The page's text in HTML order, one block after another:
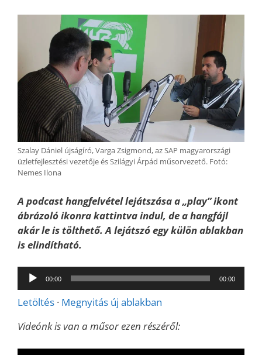
Szalay Dániel újságíró, Varga Zsigmond, az SAP magyarországi
üzletfejlesztési vezetője és Szilágyi Árpád műsorvezető. Fotó:
Nemes Ilona
A podcast hangfelvétel lejátszása a „play” ikont
ábrázoló ikonra kattintva indul, de a hangfájl
akár le is tölthető. A lejátszó egy külön ablakban
is elindítható.
Audió
lejátszó
00:00 00:00
Letöltés · Megnyitás új ablakban
Videónk is van a műsor ezen részéről: